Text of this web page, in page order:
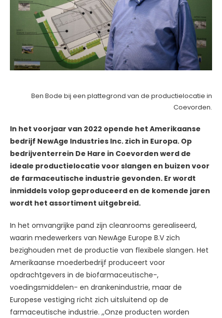
Ben Bode bij een plattegrond van de productielocatie in
Coevorden.
In het voorjaar van 2022 opende het Amerikaanse
bedrijf NewAge Industries Inc. zich in Europa. Op
bedrijventerrein De Hare in Coevorden werd de
ideale productielocatie voor slangen en buizen voor
de farmaceutische industrie gevonden. Er wordt
inmiddels volop geproduceerd en de komende jaren
wordt het assortiment uitgebreid.
In het omvangrijke pand zijn cleanrooms gerealiseerd,
waarin medewerkers van NewAge Europe B.V zich
bezighouden met de productie van flexibele slangen. Het
Amerikaanse moederbedrijf produceert voor
opdrachtgevers in de biofarmaceutische-,
voedingsmiddelen- en drankenindustrie, maar de
Europese vestiging richt zich uitsluitend op de
farmaceutische industrie. ,,Onze producten worden